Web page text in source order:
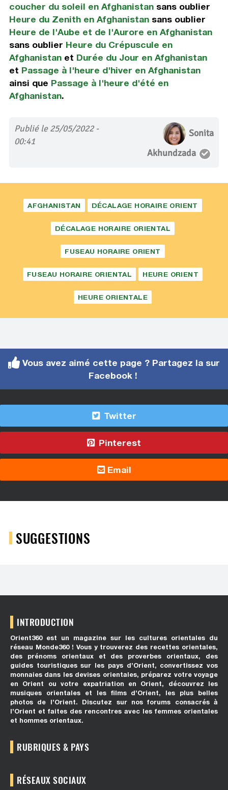
coucher du soleil en Afghanistansans oublier
Heure du Zenith en Afghanistansans oublier
Heure de l'Aube et de l'Aurore en Afghanistan
sans oublier Heure du Crépuscule en
Afghanistanet Durée du Jour en Afghanistan
et Passage à l'heure d'hiver en Afghanistan
ainsi que Passage à l'heure d'été en
Afghanistan.
Publié le 25/05/2022 -
00:41
Sonita
Akhundzada
AFGHANISTAN DÉCALAGE HORAIRE ORIENT
DÉCALAGE HORAIRE ORIENTAL
FUSEAU HORAIRE ORIENT
FUSEAU HORAIRE ORIENTAL HEURE ORIENT
HEURE ORIENTALE
Vous avez aimé cette page ? Partagez la sur
Facebook !
Twitter
Pinterest
Email
SUGGESTIONS
INTRODUCTION
Orient360 est un magazine sur les cultures orientales du
réseau Monde360 ! Vous y trouverez des recettes orientales,
des prénoms orientaux et des proverbes orientaux, des
guides touristiques sur les pays d’Orient, convertissez vos
monnaies dans les devises orientales, préparez votre voyage
en Orient ou votre expatriation en Orient, découvrez les
musiques orientales et les films d’Orient, les plus belles
photos de l’Orient. Discutez sur nos forums consacrés à
l’Orient et faites des rencontres avec les femmes orientales
et hommes orientaux.
RUBRIQUES & PAYS
RÉSEAUX SOCIAUX